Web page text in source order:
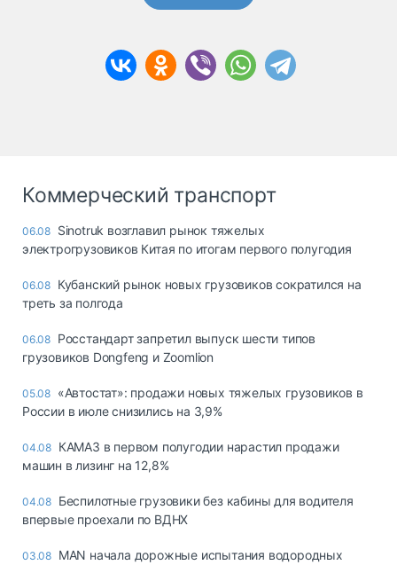
Коммерческий транспорт
06.08 Sinotruk возглавил рынок тяжелых
электрогрузовиков Китая по итогам первого полугодия
06.08 Кубанский рынок новых грузовиков сократился на
треть за полгода
06.08 Росстандарт запретил выпуск шести типов
грузовиков Dongfeng и Zoomlion
05.08 «Автостат»: продажи новых тяжелых грузовиков в
России в июле снизились на 3,9%
04.08 КАМАЗ в первом полугодии нарастил продажи
машин в лизинг на 12,8%
04.08 Беспилотные грузовики без кабины для водителя
впервые проехали по ВДНХ
03.08 MAN начала дорожные испытания водородных